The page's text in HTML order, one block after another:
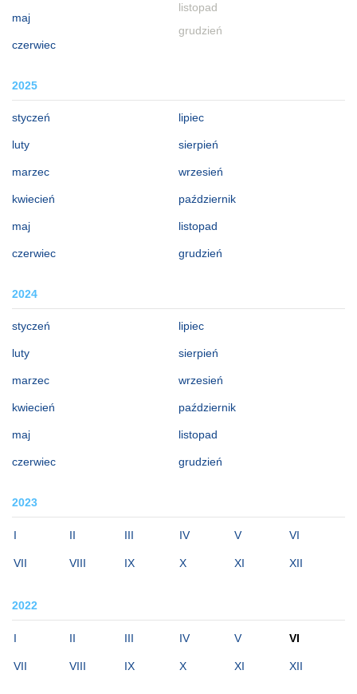
maj
czerwiec
listopad
grudzień
2025
styczeń
luty
marzec
kwiecień
maj
czerwiec
lipiec
sierpień
wrzesień
październik
listopad
grudzień
2024
styczeń
luty
marzec
kwiecień
maj
czerwiec
lipiec
sierpień
wrzesień
październik
listopad
grudzień
2023
I II III IV V VI
VII VIII IX X XI XII
2022
I II III IV V VI
VII VIII IX X XI XII